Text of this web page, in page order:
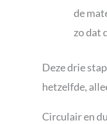
de
zo dat
Deze drie
hetzelfde,
Circulair en